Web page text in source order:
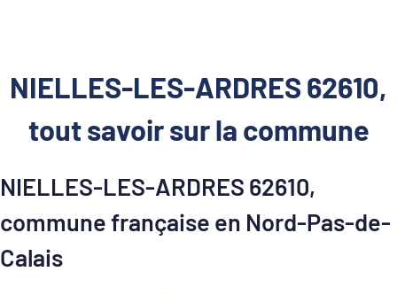
NIELLES-LES-ARDRES 62610,
tout savoir sur la commune
NIELLES-LES-ARDRES 62610,
commune française en Nord-Pas-de-
Calais